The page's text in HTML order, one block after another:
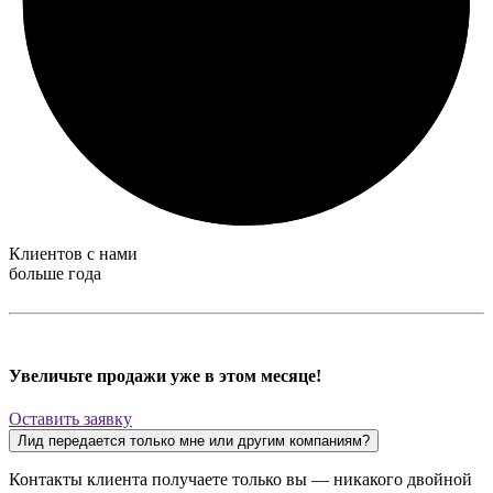
Клиентов с нами
больше года
Увеличьте продажи уже в этом месяце!
Оставить заявку
Лид передается только мне или другим компаниям?
Контакты клиента получаете только вы — никакого двойной